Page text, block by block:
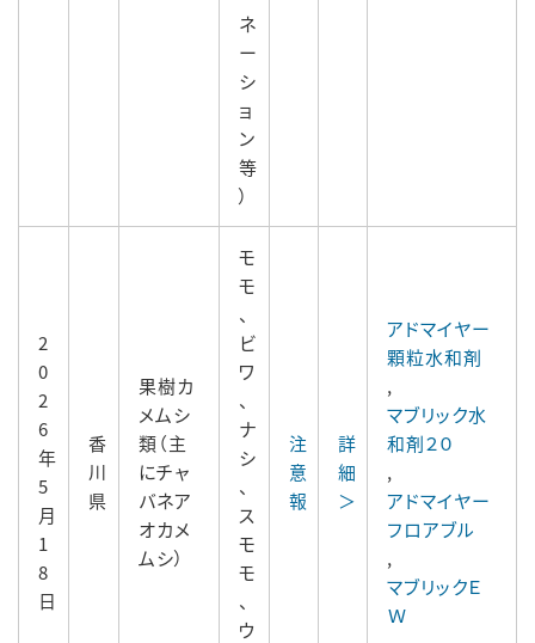
ネ
ー
シ
ョ
ン
等
）
2
0
2
6
年
5
月
1
8
日
香
川
県
果樹カ
メムシ
類（主
にチャ
バネア
オカメ
ムシ）
モ
モ
、
ビ
ワ
、
ナ
シ
、
ス
モ
モ
、
ウ
注
意
報
詳
細
＞
アドマイヤー
顆粒水和剤
,
マブリック水
和剤２０
,
アドマイヤー
フロアブル
,
マブリックＥ
Ｗ